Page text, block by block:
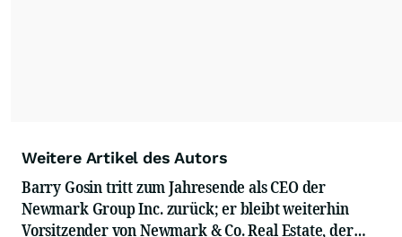
Weitere Artikel des Autors
Barry Gosin tritt zum Jahresende als CEO der
Newmark Group Inc. zurück; er bleibt weiterhin
Vorsitzender von Newmark & Co. Real Estate, der